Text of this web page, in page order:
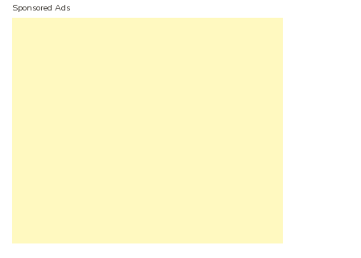
Sponsored Ads